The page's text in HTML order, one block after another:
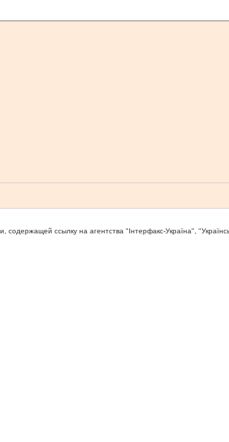
ссылку на агентства "Iнтерфакс-Україна",